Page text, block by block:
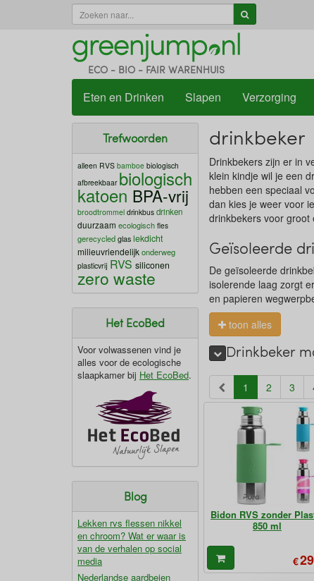
ECO - BIO - FAIR WARENHUIS
Eten en Drinken Slapen Verzorging
Trefwoorden
alleen RVS bamboe biologisch
afbreekbaar biologisch
katoen BPA-vrij
broodtrommel drinkbus drinken
duurzaam ecologisch fles
gerecycled glas lekdicht
milieuvriendelijkonderweg
plasticvrij RVS siliconen
zero waste
Het EcoBed
Voor volwassenen vind je
alles voor de ecologische
slaapkamer bij Het EcoBed.
Blog
Lekken rvs flessen nikkel
en chroom? Wat er waar is
van de verhalen op social
media
Nederlandse aardbeien
drinkbeker
Drinkbekers zijn er in
klein kindje wil je een
hebben een speciaal
dan kies je weer voor
drinkbekers voor groot
Geïsoleerde
De geïsoleerde
isolerende laag zorgt
en papieren
toon alles
Drinkbeker
1 (current)
2 3
Bidon RVS zonder
850 ml
€